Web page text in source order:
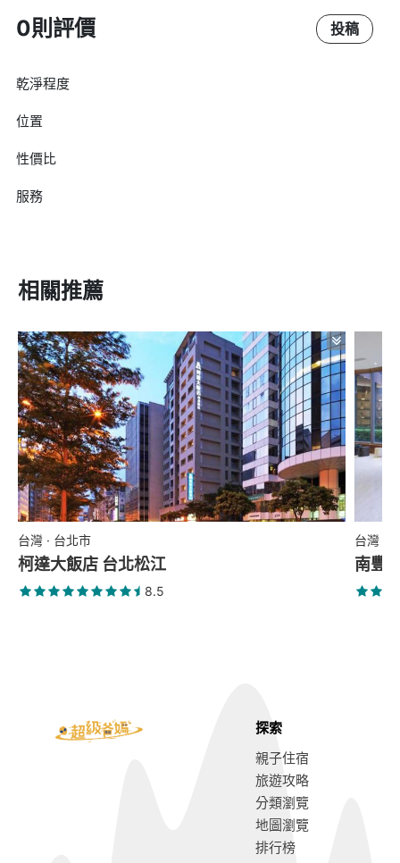
0則評價 投稿
乾淨程度
位置
性價比
服務
相關推薦
台灣 · 台北市
柯達大飯店 台北松江
8.5
台灣 ·
南豐
探索
親子住宿
旅遊攻略
分類瀏覽
地圖瀏覽
排行榜